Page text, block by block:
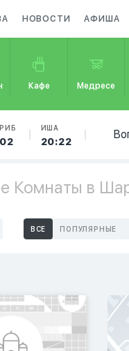
НОВОСТИ АФИША
Кафе Медресе
ИША
20:22
Комнаты в
ВСЕ ПОПУЛЯРНЫЕ